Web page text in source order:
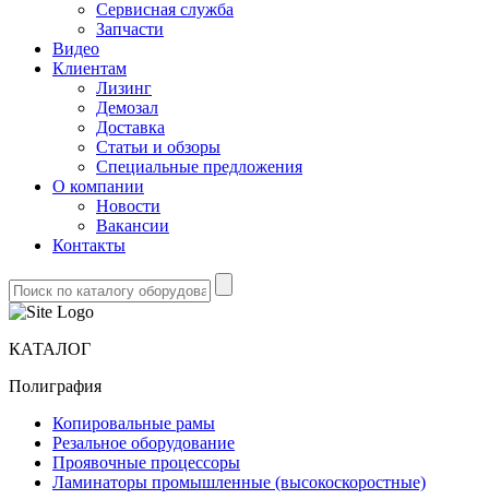
Сервисная служба
Запчасти
Видео
Клиентам
Лизинг
Демозал
Доставка
Статьи и обзоры
Специальные предложения
О компании
Новости
Вакансии
Контакты
КАТАЛОГ
Полиграфия
Копировальные рамы
Резальное оборудование
Проявочные процессоры
Ламинаторы промышленные (высокоскоростные)